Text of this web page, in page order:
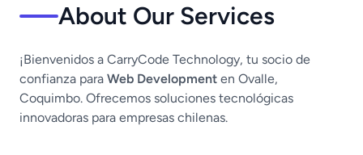
About Our Services
¡Bienvenidos a CarryCode Technology, tu socio de
confianza para Web Development en Ovalle,
Coquimbo. Ofrecemos soluciones tecnológicas
innovadoras para empresas chilenas.